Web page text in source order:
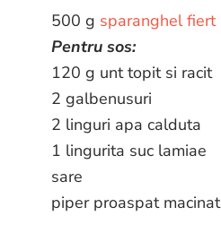
500 g sparanghel fiert
Pentru sos:
120 g unt topit si racit
2 galbenusuri
2 linguri apa calduta
1 lingurita suc lamiae
sare
piper proaspat macinat